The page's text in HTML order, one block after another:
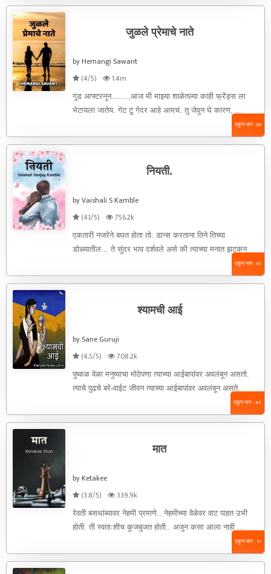
जुळले प्रेमाचे नाते
by Hemangi Sawant
(4/5)
1.4m
गुड आफ्टरनून.......,आज मी माझ्या शाळेतल्या काही फ्रेंड्स ला
भेटायला जातेय. गेट टु गेदर आहे आमचं. तु जेवुन घे कारण, ...
एकूण भाग : 86
नियती.
by Vaishali S Kamble
(4.1/5)
756.2k
एकतारी नजरेने बघत होता तो. डान्स करताना तिने तिच्या
डोळ्यातील... ते सुंदर भाव दर्शवले असे की त्याच्या मनात झटकन
एकूण भाग : 61
श्यामची आई
by Sane Guruji
(4.5/5)
708.2k
पुष्कळ वेळा मनुष्याचा मोठेपणा त्याच्या आईबापांवर अवलंबून असतो.
त्याचे पुढचे बरे-वाईट जीवन त्याच्या आईबापांवर अवलंबून असते.
एकूण भाग : 43
मात
by Ketakee
(3.8/5)
339.9k
रेवती बसथांब्यावर नेहमी प्रमाणे.. नेहमीच्या वेळेवर वाट पाहत उभी
होती. ती स्वताःशीच कुजबुजत होती.. अजुन कसा आला नाही ...
एकूण भाग : 11